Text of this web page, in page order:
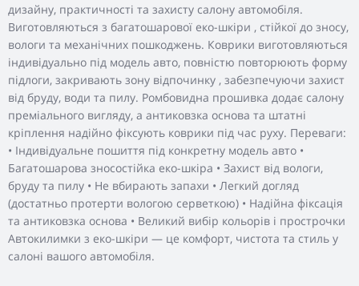
дизайну, практичності та захисту салону автомобіля.
Виготовляються з багатошарової еко-шкіри , стійкої до зносу,
вологи та механічних пошкоджень. Коврики виготовляються
індивідуально під модель авто, повністю повторюють форму
підлоги, закривають зону відпочинку , забезпечуючи захист
від бруду, води та пилу. Ромбовидна прошивка додає салону
преміального вигляду, а антиковзка основа та штатні
кріплення надійно фіксують коврики під час руху. Переваги:
• Індивідуальне пошиття під конкретну модель авто •
Багатошарова зносостійка еко-шкіра • Захист від вологи,
бруду та пилу • Не вбирають запахи • Легкий догляд
(достатньо протерти вологою серветкою) • Надійна фіксація
та антиковзка основа • Великий вибір кольорів і прострочки
Автокилимки з еко-шкіри — це комфорт, чистота та стиль у
салоні вашого автомобіля.